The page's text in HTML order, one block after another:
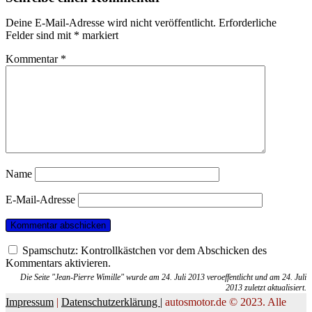
Deine E-Mail-Adresse wird nicht veröffentlicht. Erforderliche
Felder sind mit * markiert
Kommentar *
Name
E-Mail-Adresse
Spamschutz: Kontrollkästchen vor dem Abschicken des
Kommentars aktivieren.
Die Seite "Jean-Pierre Wimille" wurde am 24. Juli 2013 veroeffentlicht und am 24. Juli
2013 zuletzt aktualisiert.
Impressum | Datenschutzerklärung | autosmotor.de © 2023. Alle